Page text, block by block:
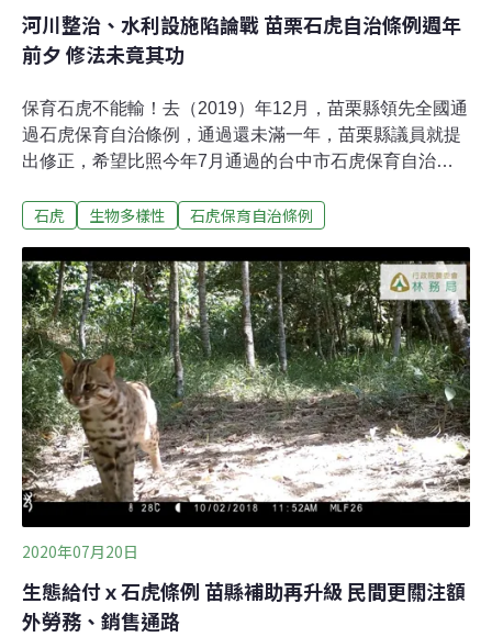
河川整治、水利設施陷論戰 苗栗石虎自治條例週年
前夕 修法未竟其功
保育石虎不能輸！去（2019）年12月，苗栗縣領先全國通
過石虎保育自治條例，通過還未滿一年，苗栗縣議員就提
出修正，希望比照今年7月通過的台中市石虎保育自治條
學者、採友善工法。修正案今天（17日）付縣議會二讀，
「水利設施」涵蓋範圍廣，實務上有窒礙難行之處，決議
「暫緩修正」。向台中看齊 苗議員修石虎保育條例 河川整
治須採友善工法2019年通過的苗栗縣石虎保育自治條例，
寫下台灣保育史新頁。台中市也不落人後，在今年成為第
二個通過石虎保育自治條例的縣市。兩縣市的條文雖互有
參酌，卻也有不同之處。增訂「河川整治工程選在石虎熱
區，需諮詢石虎保育專家」等項目，即是最大差異。台中
市石虎保育自治條例修法時，台灣生態學會理事長王豫煌
即向本報提及水環境的重要性。他指出，執行石虎調查時
發現，水域環境是石虎的重要廊道，石
石虎 生物多樣性 石虎保育自治條例
2020年07月20日
生態給付ｘ石虎條例 苗縣補助再升級 民間更關注額
外勞務、銷售通路